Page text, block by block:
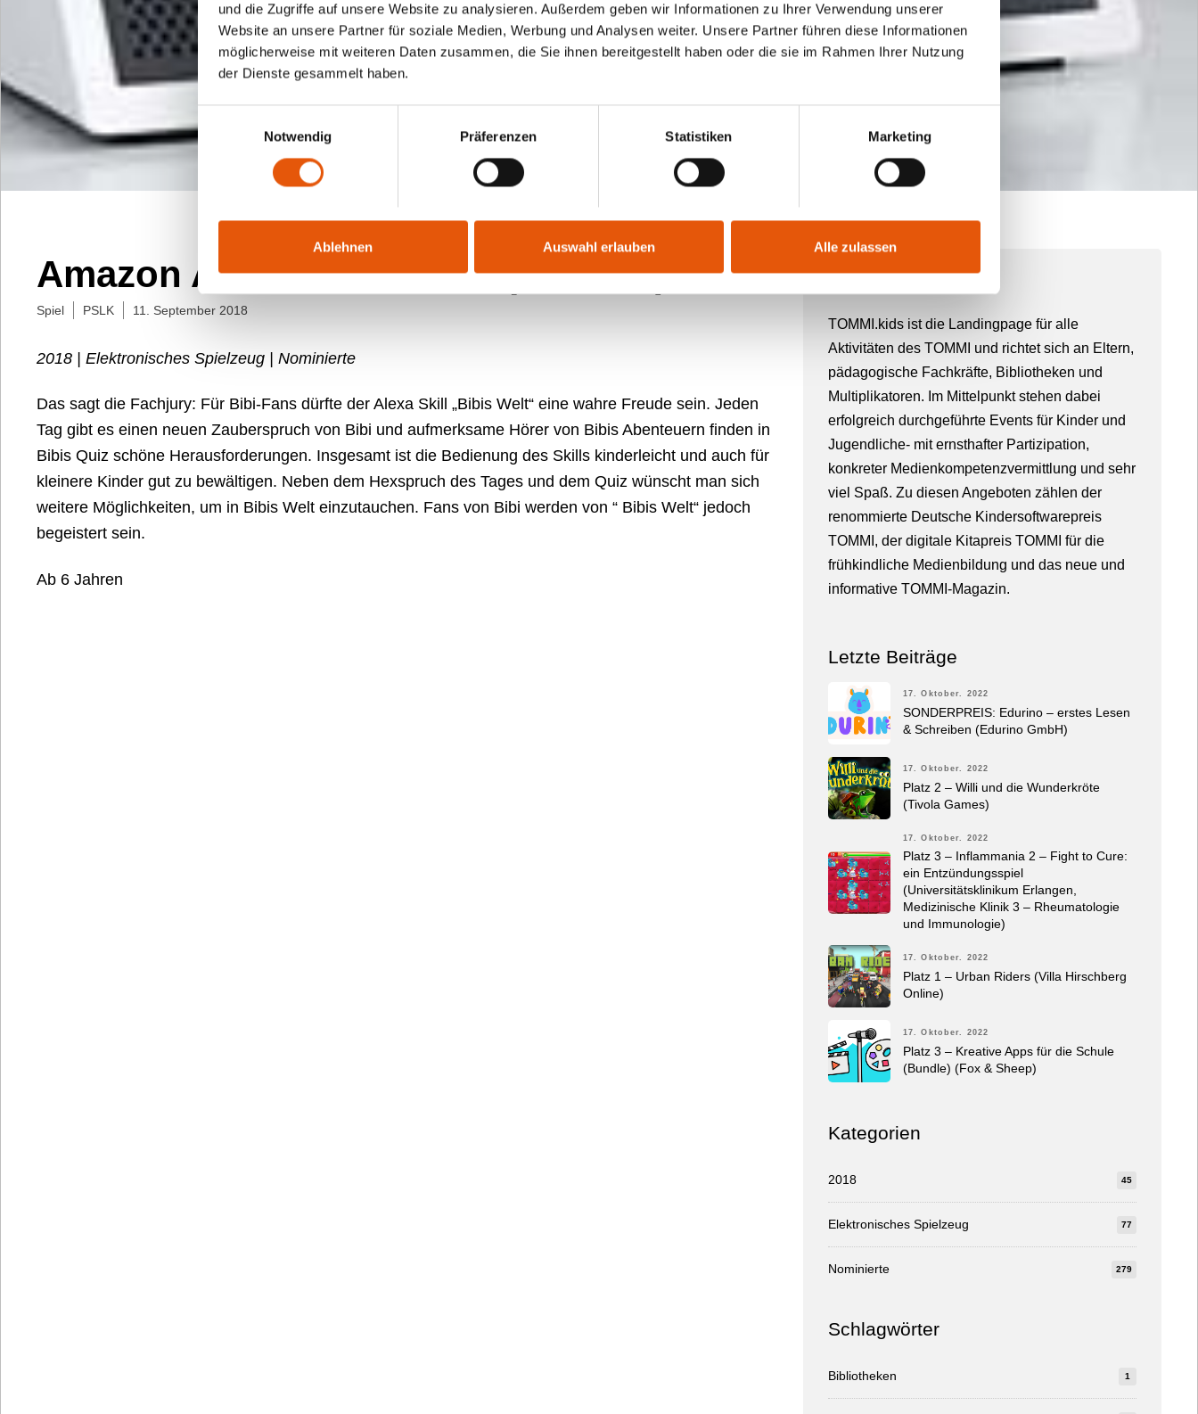
und die Zugriffe auf unsere Website zu analysieren. Außerdem geben wir Informationen zu Ihrer Verwendung unserer
Website an unsere Partner für soziale Medien, Werbung und Analysen weiter. Unsere Partner führen diese Informationen
möglicherweise mit weiteren Daten zusammen, die Sie ihnen bereitgestellt haben oder die sie im Rahmen Ihrer Nutzung
der Dienste gesammelt haben.
Notwendig
Präferenzen Statistiken Marketing
Ablehnen Auswahl erlauben Alle zulassen
Amazon Alexa: Bibis Welt (Kiddinx)
Spiel PSLK 11. September 2018
2018 | Elektronisches Spielzeug | Nominierte
Das sagt die Fachjury: Für Bibi-Fans dürfte der Alexa Skill „Bibis Welt“ eine wahre Freude sein. Jeden
Tag gibt es einen neuen Zauberspruch von Bibi und aufmerksame Hörer von Bibis Abenteuern finden in
Bibis Quiz schöne Herausforderungen. Insgesamt ist die Bedienung des Skills kinderleicht und auch für
kleinere Kinder gut zu bewältigen. Neben dem Hexspruch des Tages und dem Quiz wünscht man sich
weitere Möglichkeiten, um in Bibis Welt einzutauchen. Fans von Bibi werden von “ Bibis Welt“ jedoch
begeistert sein.
Ab 6 Jahren
TOMMI.kids ist die Landingpage für alle
Aktivitäten des TOMMI und richtet sich an Eltern,
pädagogische Fachkräfte, Bibliotheken und
Multiplikatoren. Im Mittelpunkt stehen dabei
erfolgreich durchgeführte Events für Kinder und
Jugendliche- mit ernsthafter Partizipation,
konkreter Medienkompetenzvermittlung und sehr
viel Spaß. Zu diesen Angeboten zählen der
renommierte Deutsche Kindersoftwarepreis
TOMMI, der digitale Kitapreis TOMMI für die
frühkindliche Medienbildung und das neue und
informative TOMMI-Magazin.
Letzte Beiträge
17. Oktober. 2022
SONDERPREIS: Edurino – erstes Lesen
& Schreiben (Edurino GmbH)
17. Oktober. 2022
Platz 2 – Willi und die Wunderkröte
(Tivola Games)
17. Oktober. 2022
Platz 3 – Inflammania 2 – Fight to Cure:
ein Entzündungsspiel
(Universitätsklinikum Erlangen,
Medizinische Klinik 3 – Rheumatologie
und Immunologie)
17. Oktober. 2022
Platz 1 – Urban Riders (Villa Hirschberg
Online)
17. Oktober. 2022
Platz 3 – Kreative Apps für die Schule
(Bundle) (Fox & Sheep)
Kategorien
2018 45
Elektronisches Spielzeug 77
Nominierte 279
Schlagwörter
Bibliotheken 1